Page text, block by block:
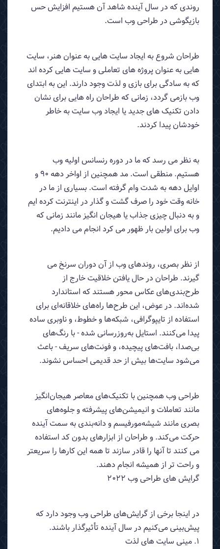
روندی که در سال آینده شاهد آن هستیم افزایش حس
بازیگوشی در طراحی وب است.
طراحان شروع به ایجاد سایت هایی به عنوان هنر، سایت
هایی به عنوان پروژه های تعاملی و سایت هایی کرده اند
که به سادگی برای بازی و لذت وجود دارند. این به ابتدای
وب بازمی گردد، زمانی که طراحان راه هایی برای نشان
دادن تکنیک های جدید یا ایجاد وب سایت به خاطر
خودشان پیدا کردند.
به نظر می رسد که ما در دوره رنسانس اولیه وب
هستیم. منطقی است. مد همچنین از اواخر دهه 90 و
اوایل دهه به شدت وام گرفته است. بسیاری از ما در
خانه وقت خود را صرف گشت و گذار در اینترنت کرده ایم
و به دنبال چیزی جذاب یا هیجان انگیز مانند زمانی که
وب برای اولین بار ظهور می کرد انجام می دادیم.
از نظر بصری، روندهای وب از آن دوران سرنخ می
گیرند. طراحان در حال یافتن خلاقیت خارج از
طرح‌بندی‌های عکاس محور هستند که استاندارد
شده‌اند. در عوض، این طرح‌ها راه‌های خلاقانه‌ای برای
استفاده از تایپوگرافی، شبکه‌ها و خطوط، و ناوبری ساده
پیدا می‌کنند. استایل به‌روزرسانی شده - با رنگ‌های
بی‌صدا، بافت‌های پیچیده، و فونت‌های سریف - باعث
می‌شود سایت‌ها بیش از حد قدیمی احساس نشوند.
طراحی وب همچنین با تکنیک‌های معاصر هیجان‌انگیز
مانند تعاملات و انیمیشن‌های پیشرفته و جلوه‌های
بصری مانند شیشه‌مورفیسم و ​​دانه‌بندی به سمت آینده
حرکت می‌کند. و طراحان از ابزارهای بدون کد استفاده
می کنند تا آنها را قادر سازند تا همه این کارها را سریعتر
و راحت تر از همیشه انجام دهند.
گرایش های طراحی وب 2022
در اینجا برخی از گرایش‌های طراحی وب وجود دارد که
پیش‌بینی می‌کنیم در سال آینده تأثیرگذار باشند.
1. مینی سایت های لذت